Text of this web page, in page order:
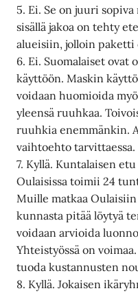
5. Ei. Se on juuri
sisällä jakoa on tehty
alueisiin, jolloin paketti
6. Ei. Suomalaiset
käyttöön. Maskin
voidaan huomioida
yleensä ruuhkaa.
ruuhkia enemmänkin.
vaihtoehto tarvittaessa.
7. Kyllä. Kuntalaisen
Oulaisissa toimii 24
Muille matkaa
kunnasta pitää löytyä
voidaan arvioida
Yhteistyössä on
tuoda kustannusten
8. Kyllä. Jokaisen